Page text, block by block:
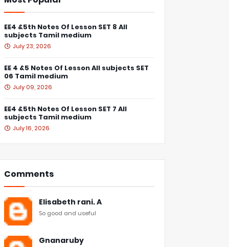
EE4 &5th Notes Of Lesson SET 8 All
subjects Tamil medium
July 23, 2026
EE 4 &5 Notes Of Lesson All subjects SET
06 Tamil medium
July 09, 2026
EE4 &5th Notes Of Lesson SET 7 All
subjects Tamil medium
July 16, 2026
Comments
Elisabeth rani. A
So good and useful
Gnanaruby